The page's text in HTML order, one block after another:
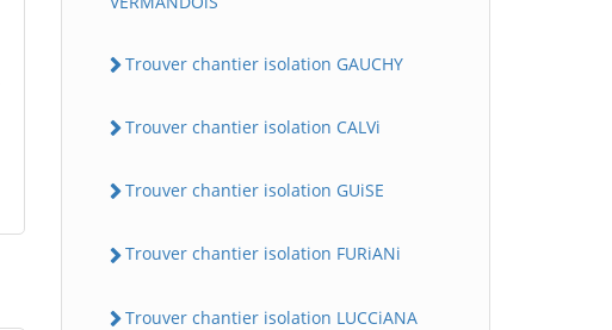
Trouver chantier isolation GAUCHY
Trouver chantier isolation CALVi
Trouver chantier isolation GUiSE
Trouver chantier isolation FURiANi
Trouver chantier isolation LUCCiANA